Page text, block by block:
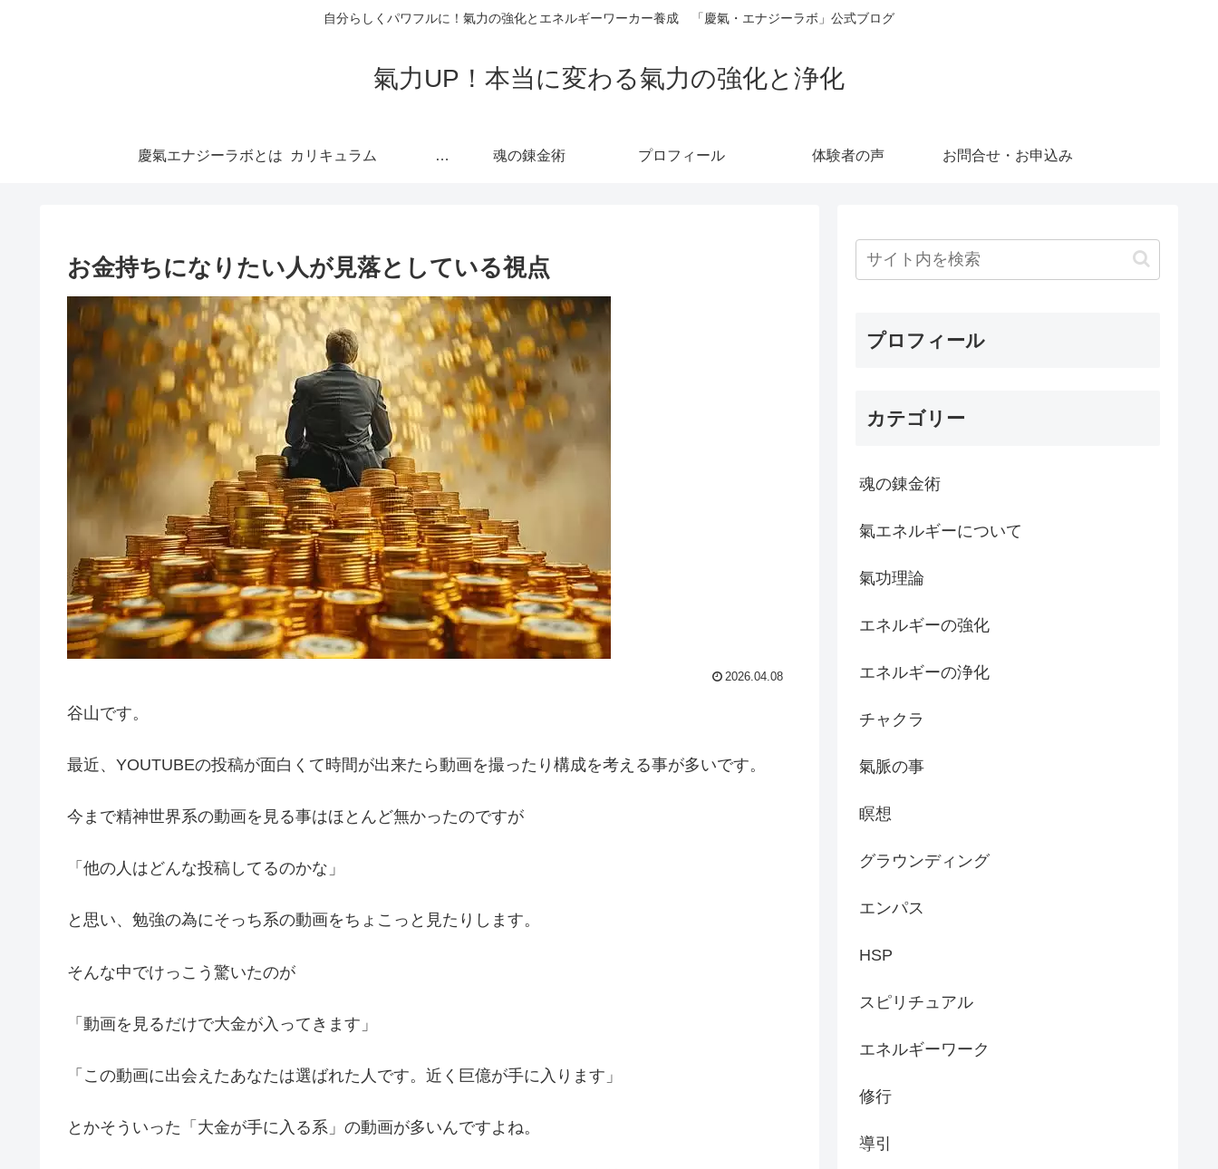
自分らしくパワフルに！氣力の強化とエネルギーワーカー養成 「慶氣・エナジーラボ」公式ブログ
氣力UP！本当に変わる氣力の強化と浄化
慶氣エナジーラボとは カリキュラム 人生の主導権を取り戻し「真の自己」へ至る魂の覚醒プロセス 魂の錬金術 プロフィール 体験者の声 お問合せ・お申込み
お金持ちになりたい人が見落としている視点
2026.04.08
谷山です。
最近、YOUTUBEの投稿が面白くて時間が出来たら動画を撮ったり構成を考える事が多いです。
今まで精神世界系の動画を見る事はほとんど無かったのですが
「他の人はどんな投稿してるのかな」
と思い、勉強の為にそっち系の動画をちょこっと見たりします。
そんな中でけっこう驚いたのが
「動画を見るだけで大金が入ってきます」
「この動画に出会えたあなたは選ばれた人です。近く巨億が手に入ります」
とかそういった「大金が手に入る系」の動画が多いんですよね。
プロフィール
カテゴリー
魂の錬金術
氣エネルギーについて
氣功理論
エネルギーの強化
エネルギーの浄化
チャクラ
氣脈の事
瞑想
グラウンディング
エンパス
HSP
スピリチュアル
エネルギーワーク
修行
導引